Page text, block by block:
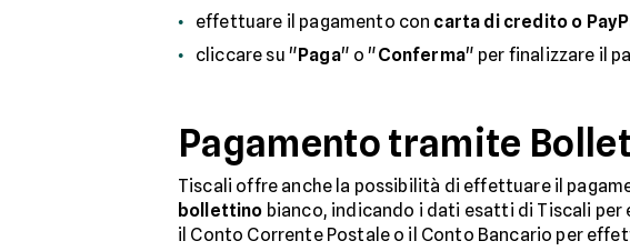
effettuare il pagamento con carta di credito o
cliccare su "Paga" o "Conferma" per finalizzare il
Pagamento tramite
Tiscali offre anche la possibilità di effettuare il
bollettino bianco, indicando i dati esatti di Tiscali
il Conto Corrente Postale o il Conto Bancario per